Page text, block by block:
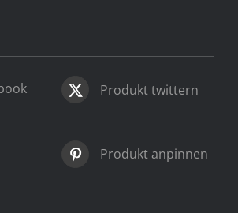
Produkt twittern
Produkt anpinnen